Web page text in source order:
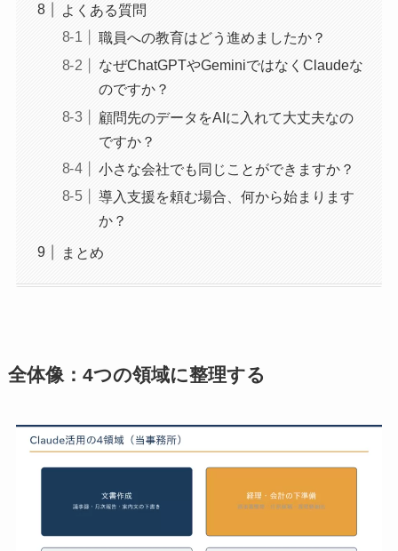
よくある質問
職員への教育はどう進めましたか？
なぜChatGPTやGeminiではなくClaudeな
のですか？
顧問先のデータをAIに入れて大丈夫なの
ですか？
小さな会社でも同じことができますか？
導入支援を頼む場合、何から始まります
か？
まとめ
全体像：4つの領域に整理する